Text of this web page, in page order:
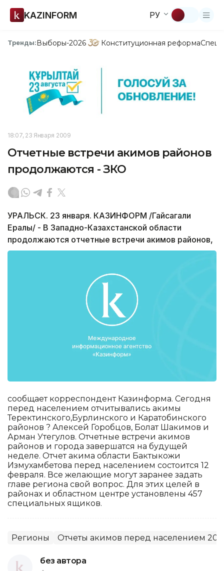
KAZINFORM РУ
Тренды:Выборы-2026 Конституционная реформа
18:07, 23 Января 2009
Отчетные встречи акимов районов
продолжаются - ЗКО
УРАЛЬСК. 23 января. КАЗИНФОРМ /Гайсагали
Ералы/ - В Западно-Казахстанской области
продолжаются отчетные встречи акимов районов,
сообщает корреспондент Казинформа. Сегодня
перед населением отчитывались акимы
Теректинского,Бурлинского и Каратобинского
районов ? Алексей Горобцов, Болат Шакимов и
Арман Утегулов. Отчетные встречи акимов
районов и города завершатся на будущей
неделе. Отчет акима области Бактыкожи
Измухамбетова перед населением состоится 12
февраля. Все желающие могут заранее задать
главе региона свой вопрос. Для этих целей в
районах и областном центре установлены 457
специальных ящиков.
Регионы Отчеты акимов перед населением
без автора